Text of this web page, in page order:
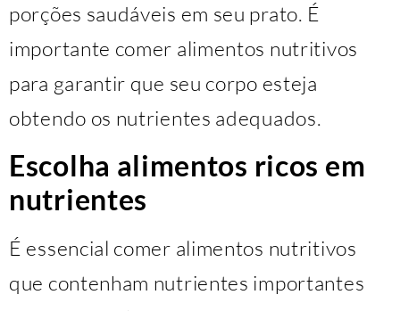
porções saudáveis ​​em seu prato. É
importante comer alimentos nutritivos
para garantir que seu corpo esteja
obtendo os nutrientes adequados.
Escolha alimentos ricos em
nutrientes
É essencial comer alimentos nutritivos
que contenham nutrientes importantes